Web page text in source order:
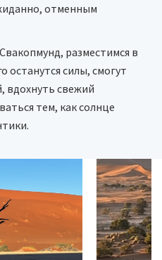
отменным
разместимся в
останутся силы, смогут
вдохнуть свежий
тем, как солнце